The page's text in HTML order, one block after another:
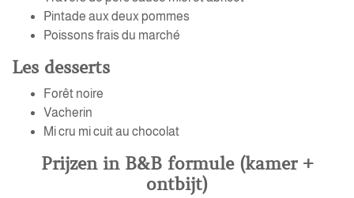
Pintade aux deux pommes
Poissons frais du marché
Les desserts
Forêt noire
Vacherin
Mi cru mi cuit au chocolat
Prijzen in B&B formule (kamer +
ontbijt)